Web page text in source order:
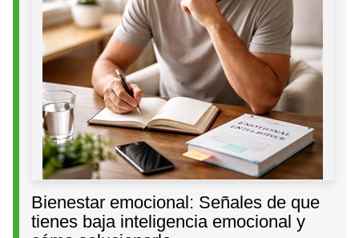
Bienestar emocional: Señales de que
tienes baja inteligencia emocional y